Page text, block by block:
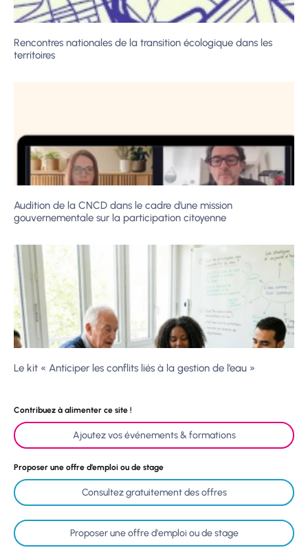
Rencontres nationales de la transition écologique dans les
territoires
Audition de la CNCD dans le cadre d’une mission
gouvernementale sur la participation citoyenne
Le kit « Anticiper les conflits liés à la gestion de l’eau »
Contribuez à alimenter ce site !
Ajoutez vos événements & formations
Proposer une offre d’emploi ou de stage
Consultez gratuitement des offres
Proposer une offre d'emploi ou de stage